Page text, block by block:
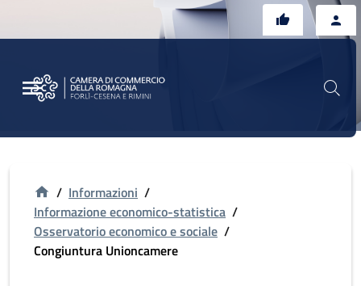
/ Informazioni /
Informazione economico-statistica /
Osservatorio economico e sociale /
Congiuntura Unioncamere